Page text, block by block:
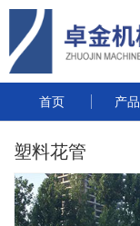
首页 产品
塑料花管